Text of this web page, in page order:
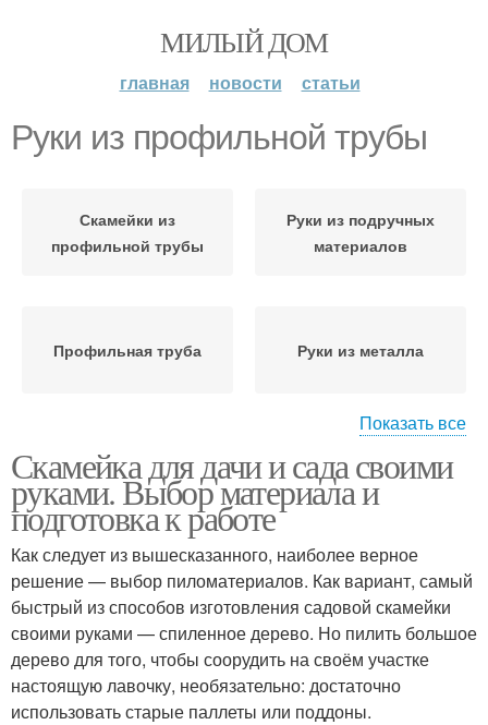
МИЛЫЙ ДОМ
главная новости статьи
Руки из профильной трубы
Скамейки из
профильной трубы
Руки из подручных
материалов
Профильная труба Руки из металла
Лавочка из профильной
трубы
Трубы на кладбище
Показать все
Скамейка для дачи и сада своими
руками. Выбор материала и
подготовка к работе
Как следует из вышесказанного, наиболее верное
решение — выбор пиломатериалов. Как вариант, самый
быстрый из способов изготовления садовой скамейки
своими руками — спиленное дерево. Но пилить большое
дерево для того, чтобы соорудить на своём участке
настоящую лавочку, необязательно: достаточно
использовать старые паллеты или поддоны.